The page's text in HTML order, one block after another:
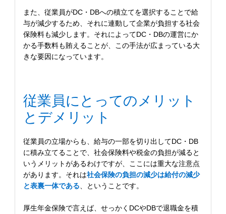
また、従業員がDC・DBへの積立てを選択することで給
与が減少するため、それに連動して企業が負担する社会
保険料も減少します。それによってDC・DBの運営にか
かる手数料も賄えることが、この手法が広まっている大
きな要因になっています。
従業員にとってのメリット
とデメリット
従業員の立場からも、給与の一部を切り出してDC・DB
に積み立てることで、社会保険料や税金の負担が減ると
いうメリットがあるわけですが、ここには重大な注意点
があります。それは社会保険の負担の減少は給付の減少
と表裏一体である 、ということです。
厚生年金保険で言えば、せっかくDCやDBで退職金を積